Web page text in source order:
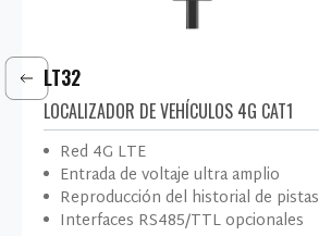
LT32
LOCALIZADOR DE VEHÍCULOS 4G CAT1
Red 4G LTE
Entrada de voltaje ultra amplio
Reproducción del historial de pistas
Interfaces RS485/TTL opcionales